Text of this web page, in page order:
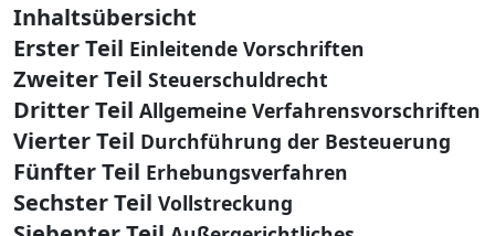
Inhaltsübersicht
Erster Teil Einleitende Vorschriften
Zweiter Teil Steuerschuldrecht
Dritter Teil Allgemeine Verfahrensvorschriften
Vierter Teil Durchführung der Besteuerung
Fünfter Teil Erhebungsverfahren
Sechster Teil Vollstreckung